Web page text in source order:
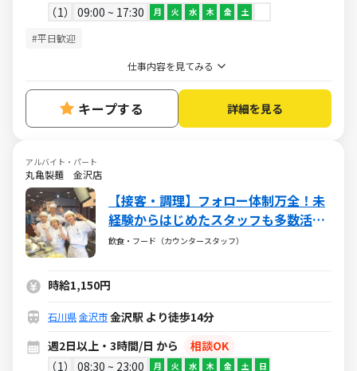
1
09:00 ~ 17:30 月 火 水 木 金 土
#平日歓迎
仕事内容を見てみる
キープする 詳細を見る
アルバイト・パート
丸亀製麺 金沢店
【接客・調理】フォロー体制万全！未
経験からはじめたスタッフも多数活躍
中！履歴書不要！ディナースタッフ積
飲食・フード（カウンタースタッフ）
時給1,150円
石川県金沢市金沢駅 より徒歩14分
週2日以上・3時間/日 から
相談OK
1
08:30 ~ 23:00 月 火 水 木 金 土 日